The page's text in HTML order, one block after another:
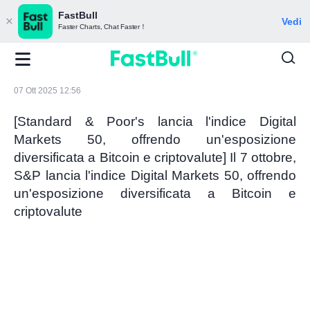
FastBull
Faster Charts, Chat Faster！ Vedi
07 Ott 2025 12:56
[Standard & Poor's lancia l'indice Digital
Markets 50, offrendo un'esposizione
diversificata a Bitcoin e criptovalute] Il 7 ottobre,
S&P lancia l'indice Digital Markets 50, offrendo
un'esposizione diversificata a Bitcoin e
criptovalute